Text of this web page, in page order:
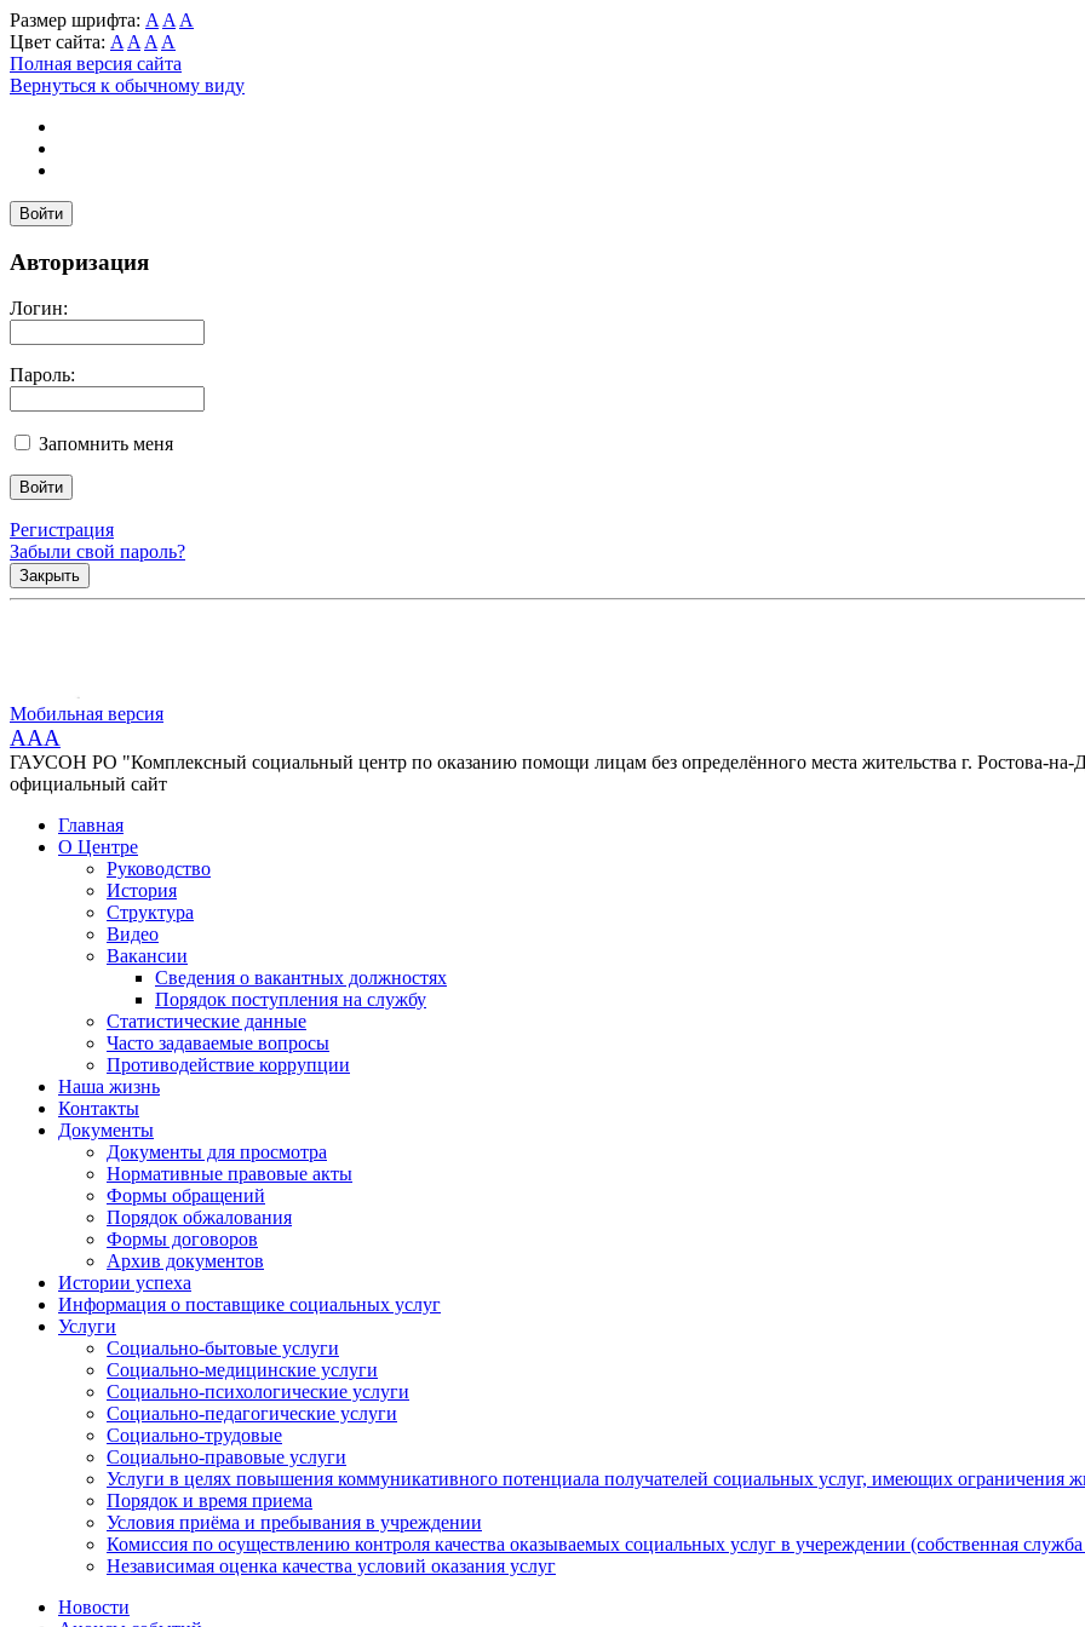
Размер шрифта: A A A
Цвет сайта: A A A A
Полная версия сайта
Вернуться к обычному виду
Войти
Авторизация
Логин:
Пароль:
Запомнить меня
Регистрация
Забыли свой пароль?
Закрыть
Мобильная версия
AAA
ГАУСОН РО "Комплексный социальный центр по оказанию помощи лицам без определённого места жительства г. Ростова-на-
официальный сайт
Главная
О Центре
Руководство
История
Структура
Видео
Вакансии
Сведения о вакантных должностях
Порядок поступления на службу
Статистические данные
Часто задаваемые вопросы
Противодействие коррупции
Наша жизнь
Контакты
Документы
Документы для просмотра
Нормативные правовые акты
Формы обращений
Порядок обжалования
Формы договоров
Архив документов
Истории успеха
Информация о поставщике социальных услуг
Услуги
Социально-бытовые услуги
Социально-медицинские услуги
Социально-психологические услуги
Социально-педагогические услуги
Социально-трудовые
Социально-правовые услуги
Услуги в целях повышения коммуникативного потенциала получателей социальных услуг, имеющих ограничения
Порядок и время приема
Условия приёма и пребывания в учреждении
Комиссия по осуществлению контроля качества оказываемых социальных услуг в учереждении (собственная
Независимая оценка качества условий оказания услуг
Новости